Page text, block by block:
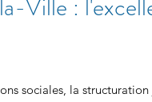
Ville :
sociales, la